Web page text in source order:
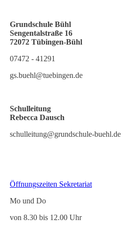
Grundschule Bühl
Sengentalstraße 16
72072 Tübingen-Bühl
07472 - 41291
gs.buehl@tuebingen.de
Schulleitung
Rebecca Dausch
schulleitung@grundschule-buehl.de
Öffnungszeiten Sekretariat
Mo und Do
von 8.30 bis 12.00 Uhr